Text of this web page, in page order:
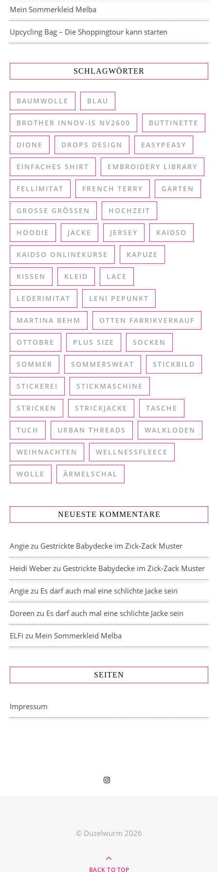
Mein Sommerkleid Melba
Upcycling Bag – Die Shoppingtour kann starten
SCHLAGWÖRTER
BAUMWOLLE BLAU
BROTHER INNOV-IS NV2600 BUTTINETTE
DIONE DROPS DESIGN EASYPEASY
EINFACHES SHIRT EMBROIDERY LIBRARY
FELLIMITAT FRENCH TERRY GARTEN
GROSSE GRÖSSEN HOCHZEIT
HOODIE JACKE JERSEY KAIDSO
KAIDSO ONLINEKURSE KAPUZE
KISSEN KLEID LACE
LEDERIMITAT LENI PEPUNKT
MARTINA BEHM OTTEN FABRIKVERKAUF
OTTOBRE PLUS SIZE SOCKEN
SOMMER SOMMERSWEAT STICKBILD
STICKEREI STICKMASCHINE
STRICKEN STRICKJACKE TASCHE
TUCH URBAN THREADS WALKLODEN
WEIHNACHTEN WELLNESSFLEECE
WOLLE ÄRMELSCHAL
NEUESTE KOMMENTARE
Angie zu Gestrickte Babydecke im Zick-Zack Muster
Heidi Weber zu Gestrickte Babydecke im Zick-Zack Muster
Angie zu Es darf auch mal eine schlichte Jacke sein
Doreen zu Es darf auch mal eine schlichte Jacke sein
ELFi zu Mein Sommerkleid Melba
SEITEN
Impressum
© Duzelwurm 2026
BACK TO TOP